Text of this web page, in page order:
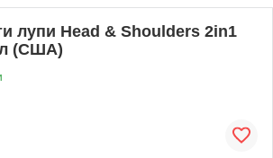
лупи Head & Shoulders 2in1
(США)